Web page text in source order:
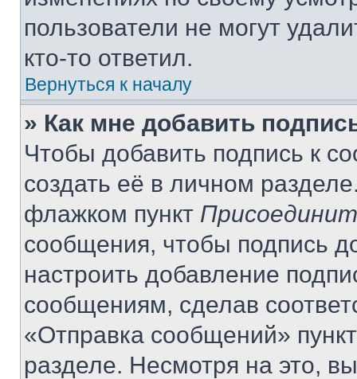
пользователи не могут
кто-то ответил.
Вернуться к началу
» Как мне добавить
Чтобы добавить подпись к
создать её в личном
флажком пункт
сообщения, чтобы подпись
настроить добавление
сообщениям, сделав
«Отправка сообщений»
разделе. Несмотря на это,